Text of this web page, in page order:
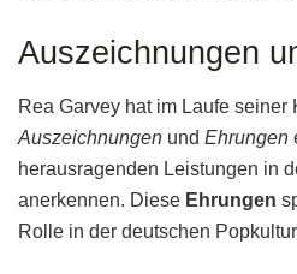
Auszeichnungen
Rea Garvey hat im Laufe seiner
Auszeichnungen und Ehrungen
herausragenden Leistungen in
anerkennen. Diese Ehrungen
Rolle in der deutschen